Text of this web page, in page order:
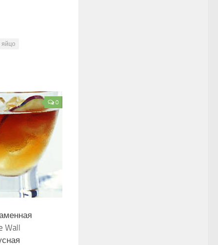
яйцо
0
Wall